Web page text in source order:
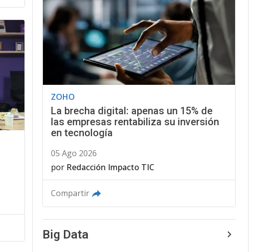
ZOHO
La brecha digital: apenas un 15% de
las empresas rentabiliza su inversión
en tecnología
05 Ago 2026
por Redacción Impacto TIC
Compartir
Big Data